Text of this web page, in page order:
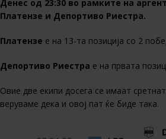
Денес од 23:30 во рамките на
Платензе и Депортиво Риестра.
Платензе е на 13-та позиција со 2
Депортиво Риестра е на првата
Овие две екипи досега се имаат
веруваме дека и овој пат ќе биде така.